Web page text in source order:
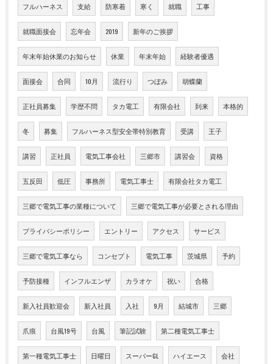
フルハーネス 支給 防寒着 寒く 就職 工事
就職面接会 忘年会 2019 新年のご挨拶
年末年始休業のお知らせ 休業 年末年始 経験者優遇
面接会 合同 10月 流行り つぼみ 胡蝶蘭
正社員募集 学歴不問 タカ電工 有限会社 到来 本格的
冬 募集 フルハーネス型安全帯特別教育 受講 王子
講習 正社員 電気工事会社 三郷市 講習会 資格
五反田 低圧 事務所 電気工事士 有限会社タカ電工
三郷で電気工事の業種について 三郷で電気工事が必要とされる理由
プライバシーポリシー エントリー アクセス サービス
三郷で電気工事なら コンセプト 電気工事 茨城県 予約
予防接種 インフルエンザ カラオケ 祝い 合格
新入社員歓迎会 新入社員 入社 9月 結城市 三郷
爪痕 台風19号 台風 筆記試験 第二種電気工事士
第一種電気工事士 日曜日 スーパーGL ハイエース 会社